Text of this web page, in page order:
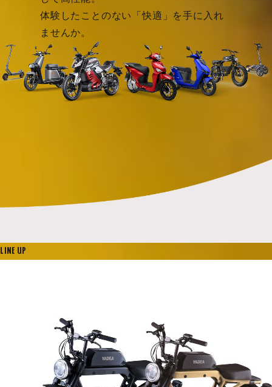
体験したことのない「快適」を手に入れ
ませんか。
LINE UP